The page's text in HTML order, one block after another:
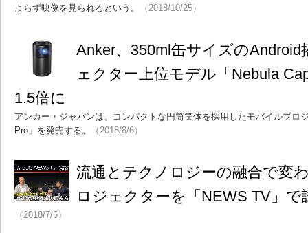
よらず映像を見られるという。
（2018/10/25）
Anker、350ml缶サイズの
ェクター上位モデル「Nebula
1.5倍に
アンカー・ジャパンは、コンパクトな円筒筐体を採用したモバイルプロ
Pro」を発売する。
（2018/8/6）
流通とテクノロジーの融合で変
ロジェクターを「NEWS TV」で
（2018/7/6）